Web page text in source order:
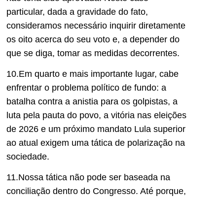
particular, dada a gravidade do fato,
consideramos necessário inquirir diretamente
os oito acerca do seu voto e, a depender do
que se diga, tomar as medidas decorrentes.
10.Em quarto e mais importante lugar, cabe
enfrentar o problema político de fundo: a
batalha contra a anistia para os golpistas, a
luta pela pauta do povo, a vitória nas eleições
de 2026 e um próximo mandato Lula superior
ao atual exigem uma tática de polarização na
sociedade.
11.Nossa tática não pode ser baseada na
conciliação dentro do Congresso. Até porque,